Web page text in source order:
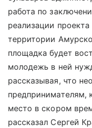
работа по
реализации
территории
площадка будет
молодежь в ней
рассказывая, что
предпринимателям,
место в скором
рассказал Сергей